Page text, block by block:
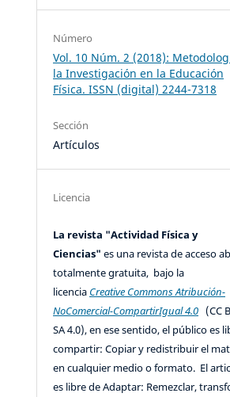
Número
Vol. 10 Núm. 2 (2018):
la Investigación en la Educación
Física. ISSN (digital) 2244-7318
Sección
Artículos
Licencia
La revista "Actividad Física y
Ciencias"es una revista de acceso
totalmente gratuita, bajo la
licencia Creative Commons Atribución-
NoComercial-CompartirIgual 4.0 (CC
SA 4.0), en ese sentido, el público es
compartir: Copiar y redistribuir el
en cualquier medio o formato. El
es libre de Adaptar: Remezclar,